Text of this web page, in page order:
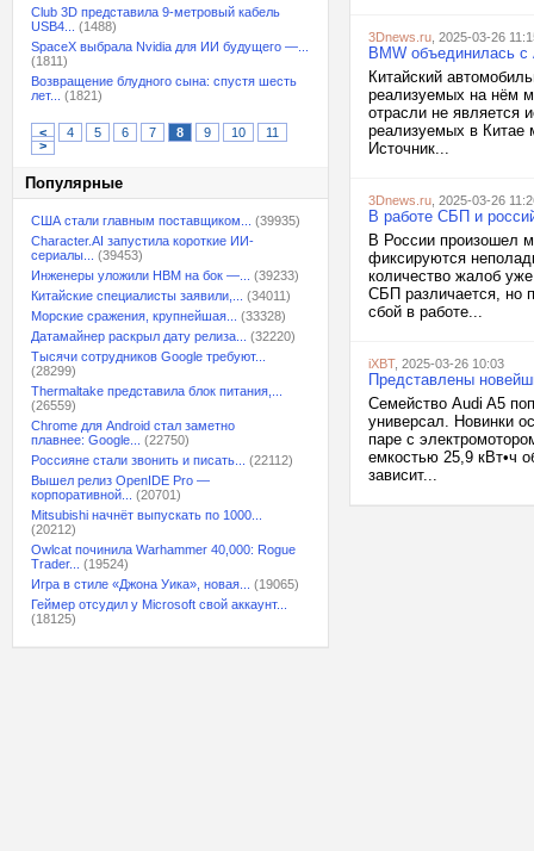
Club 3D представила 9-метровый кабель
USB4...
(1488)
SpaceX выбрала Nvidia для ИИ будущего —...
(1811)
Возвращение блудного сына: спустя шесть
лет...
(1821)
< 4 5 6 7 8 9 10
11
>
Популярные
США стали главным поставщиком...
(39935)
Character.AI запустила короткие ИИ-
сериалы...
(39453)
Инженеры уложили HBM на бок —...
(39233)
Китайские специалисты заявили,...
(34011)
Морские сражения, крупнейшая...
(33328)
Датамайнер раскрыл дату релиза...
(32220)
Тысячи сотрудников Google требуют...
(28299)
Thermaltake представила блок питания,...
(26559)
Chrome для Android стал заметно
плавнее: Google...
(22750)
Россияне стали звонить и писать...
(22112)
Вышел релиз OpenIDE Pro —
корпоративной...
(20701)
Mitsubishi начнёт выпускать по 1000...
(20212)
Owlcat починила Warhammer 40,000: Rogue
Trader...
(19524)
Игра в стиле «Джона Уика», новая...
(19065)
Геймер отсудил у Microsoft свой аккаунт...
(18125)
3Dnews.ru , 2025-03-26
BMW объединилась
Китайский
реализуемых на нём
отрасли не является
реализуемых в Китае
Источник...
3Dnews.ru , 2025-03-26
В работе СБП и
В России произошел
фиксируются
количество жалоб
СБП различается, но
сбой в работе...
iXBT, 2025-03-26 10:03
Представлены
Семейство Audi A5
универсал. Новинки
паре с
емкостью 25,9 кВт•ч
зависит...